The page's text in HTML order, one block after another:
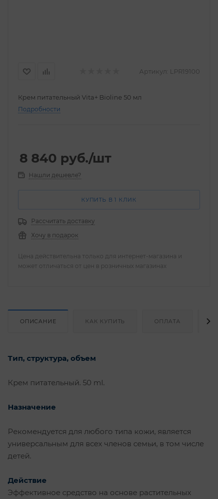
Артикул: LPR19100
Крем питательный Vita+ Bioline 50 мл
Подробности
8 840 руб./шт
Нашли дешевле?
КУПИТЬ В 1 КЛИК
Рассчитать доставку
Хочу в подарок
Цена действительна только для интернет-магазина и
может отличаться от цен в розничных магазинах
ОПИСАНИЕ КАК КУПИТЬ ОПЛАТА
Тип, структура, объем
Крем питательный. 50 ml.
Назначение
Рекомендуется для любого типа кожи, является
универсальным для всех членов семьи, в том числе
детей.
Действие
Эффективное средство на основе растительных